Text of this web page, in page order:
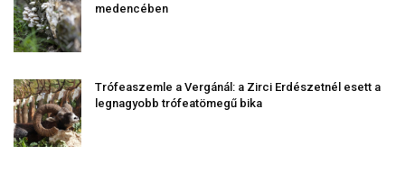
medencében
Trófeaszemle a Vergánál: a Zirci Erdészetnél esett a
legnagyobb trófeatömegű bika